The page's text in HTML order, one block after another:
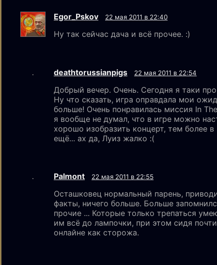
Egor_Pskov 22 мая 2011 в 22:40
Ну так сейчас дача и всё прочее. :)
deathtorussianpigs 22 мая 2011 в 22:54
Добрый вечер. Очень. Сегодня я таки
Ну что сказать, игра оправдала мои
больше! Очень понравилась миссия In
я вообще не думал, что в игре можно
хорошо изобразить концерт, тем более в
ещё... ах да, Луиз жалко :(
Palmont 22 мая 2011 в 22:55
Осташковец нормальный парень,
факты, ничего больше. Больше
прочие ... Которые только трепаться
им всё до лампочки, при этом сидя
онлайне как сторожа.